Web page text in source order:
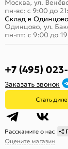
Москва, ул.
пн-вс: с 9:00 до
Склад в Одинцово
Одинцово, ул.
пн-пт: с 9:00 до
+7 (495)
Заказать звонок
Стать
Расскажите о нас
Оцените магазин